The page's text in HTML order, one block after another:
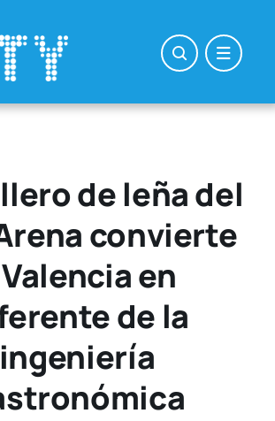
de leña del
convierte
en
de la
ingeniería